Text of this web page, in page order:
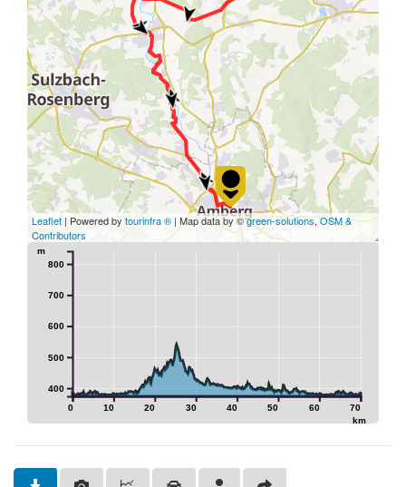
Leaflet | Powered by tourinfra ® | Map data by ©green-solutions,OSM &
Contributors
0 10 20 30 40 50 60 70
km
400
500
600
700
800
m